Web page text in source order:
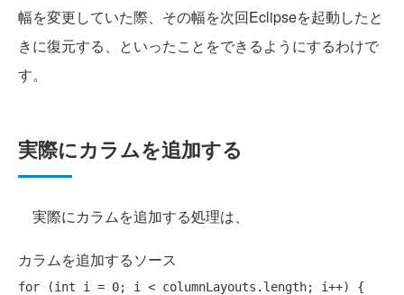
幅を変更していた際、その幅を次回Eclipseを起動したと
きに復元する、といったことをできるようにするわけで
す。
実際にカラムを追加する
実際にカラムを追加する処理は、
カラムを追加するソース
for (int i = 0; i < columnLayouts.length; i++) {